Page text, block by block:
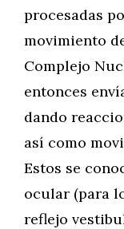
procesadas
movimiento
Complejo
entonces
dando
así como
Estos se
ocular (para
reflejo